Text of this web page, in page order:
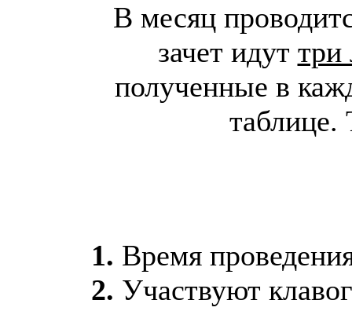
В месяц
зачет идут три
полученные в
таблице.
1. Время
2. Участвуют